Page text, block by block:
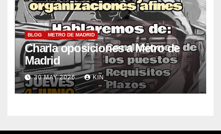
BLOG METRO DE MADRID
Charla oposiciones a Metro de
Madrid
30 MAY 2026 KIN_